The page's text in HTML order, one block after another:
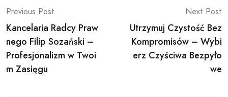
Post
navigation
Previous Post
Kancelaria Radcy Praw
nego Filip Sozański –
Profesjonalizm w Twoi
m Zasięgu
Next Post
Utrzymuj Czystość Bez
Kompromisów – Wybi
erz Czyściwa Bezpyło
we